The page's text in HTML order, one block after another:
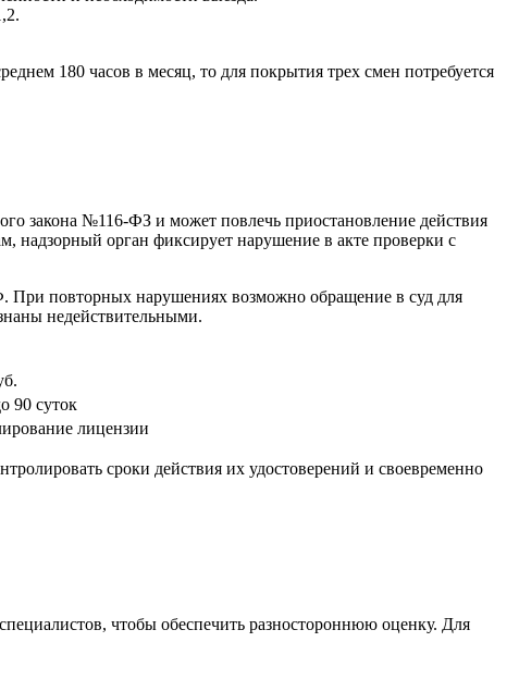
180 часов в месяц, то для покрытия трех смен потребуется
закона №116-ФЗ и может повлечь приостановление действия
надзорный орган фиксирует нарушение в акте проверки с
При повторных нарушениях возможно обращение в суд для
недействительными.
90 суток
лицензии
сроки действия их удостоверений и своевременно
чтобы обеспечить разностороннюю оценку. Для